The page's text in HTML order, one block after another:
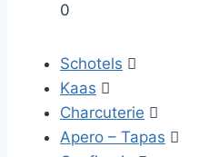
0
Schotels 
Kaas 
Charcuterie 
Apero – Tapas 